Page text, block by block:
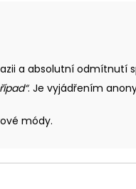
a absolutní odmítnutí
. Je vyjádřením
módy.